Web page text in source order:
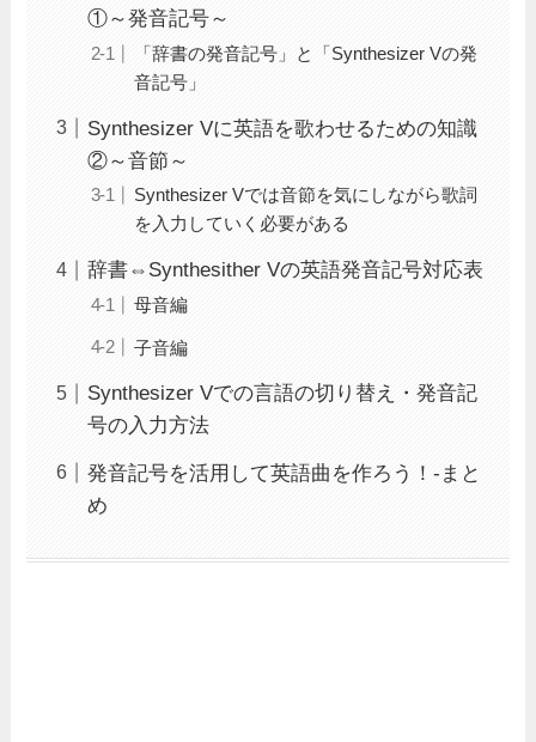
①～発音記号～
「辞書の発音記号」と「Synthesizer Vの発
音記号」
Synthesizer Vに英語を歌わせるための知識
②～音節～
Synthesizer Vでは音節を気にしながら歌詞
を入力していく必要がある
辞書⇔Synthesither Vの英語発音記号対応表
母音編
子音編
Synthesizer Vでの言語の切り替え・発音記
号の入力方法
発音記号を活用して英語曲を作ろう！-まと
め